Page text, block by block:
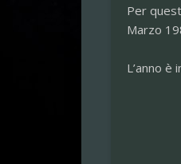
Per
Marzo
L’anno